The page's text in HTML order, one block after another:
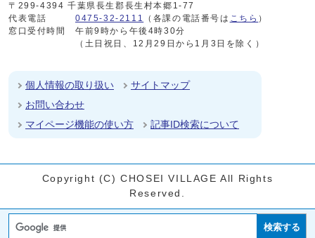
〒299-4394 千葉県長生郡長生村本郷1-77
代表電話
0475-32-2111 （各課の電話番号は こちら ）
窓口受付時間
午前9時から午後4時30分
（土日祝日、12月29日から1月3日を除く）
個人情報の取り扱い
サイトマップ
お問い合わせ
マイページ機能の使い方
記事ID検索について
Copyright (C) CHOSEI VILLAGE All Rights
Reserved.
検索する